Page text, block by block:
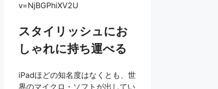
v=NjBGPhiXV2U
スタイリッシュにお
しゃれに持ち運べる
iPadほどの知名度はなくとも、世
界のマイクロ・ソフトが出してい